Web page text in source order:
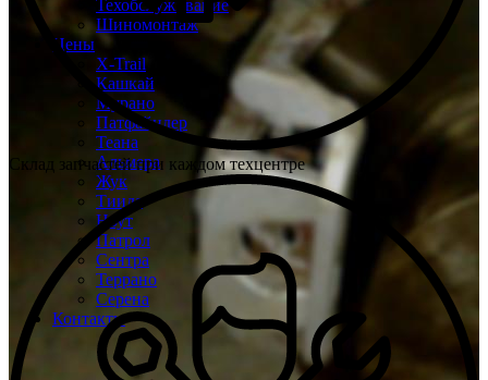
Техобслуживание
Шиномонтаж
Цены
X-Trail
Кашкай
Мурано
Патфайндер
Теана
Альмера
Жук
Тиида
Ноут
Патрол
Сентра
Террано
Серена
Контакты
Склад запчастей при каждом техцентре